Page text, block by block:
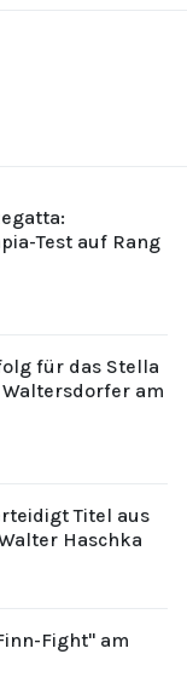
Test auf Rang
für das Stella
Waltersdorfer am
Titel aus
Haschka
Fight" am